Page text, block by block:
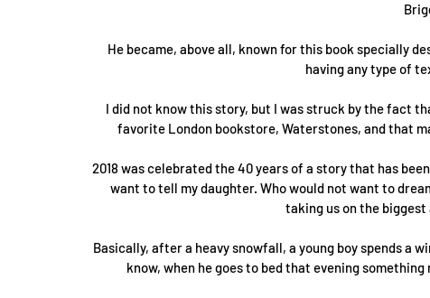
He became, above all, known for this book specially
having any type of
I did not know this story, but I was struck by the fact
favorite London bookstore, Waterstones, and that
2018 was celebrated the 40 years of a story that has
want to tell my daughter. Who would not want to
taking us on the
Basically, after a heavy snowfall, a young boy spends a
know, when he goes to bed that evening